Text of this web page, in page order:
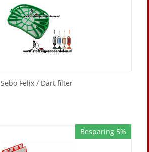
Sebo Felix / Dart filter
Besparing 5%